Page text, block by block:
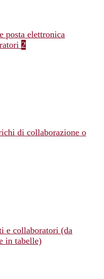
posta elettronica
2
di collaborazione o
e collaboratori (da
in tabelle)